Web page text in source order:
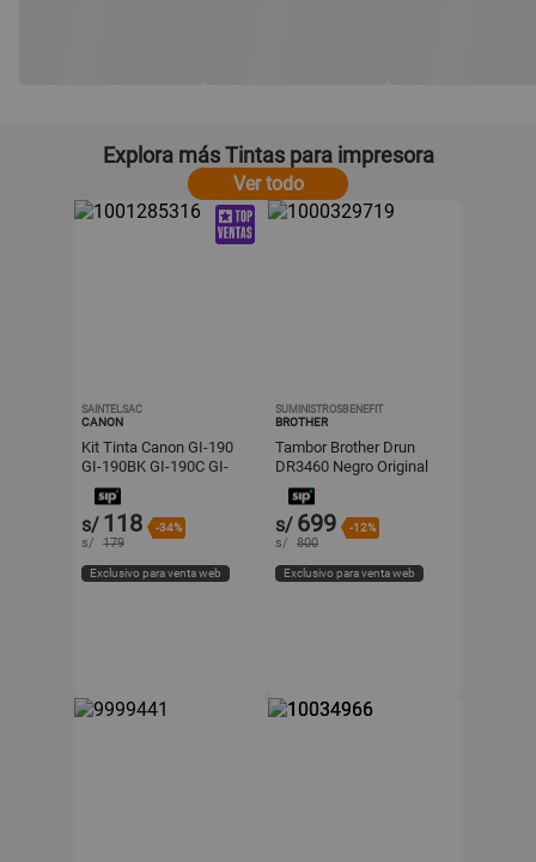
Explora más Tintas para impresora
Ver todo
SAINTELSAC
CANON
Kit Tinta Canon GI-190
GI-190BK GI-190C GI-
190M GI-190Y
s/ 118 -34%
s/ 179
Exclusivo para venta web
SUMINISTROSBENEFIT
BROTHER
Tambor Brother Drun
DR3460 Negro Original
Dr-3460
s/ 699 -12%
s/ 800
Exclusivo para venta web